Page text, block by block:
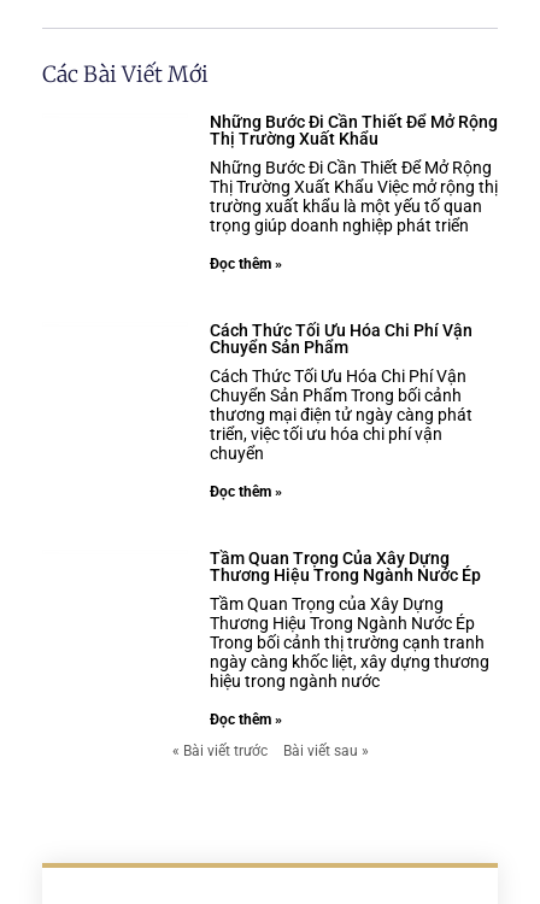
Các Bài Viết Mới
Những Bước Đi Cần Thiết Để Mở Rộng
Thị Trường Xuất Khẩu
Những Bước Đi Cần Thiết Để Mở Rộng
Thị Trường Xuất Khẩu Việc mở rộng thị
trường xuất khẩu là một yếu tố quan
trọng giúp doanh nghiệp phát triển
Đọc thêm »
Cách Thức Tối Ưu Hóa Chi Phí Vận
Chuyển Sản Phẩm
Cách Thức Tối Ưu Hóa Chi Phí Vận
Chuyển Sản Phẩm Trong bối cảnh
thương mại điện tử ngày càng phát
triển, việc tối ưu hóa chi phí vận
chuyển
Đọc thêm »
Tầm Quan Trọng Của Xây Dựng
Thương Hiệu Trong Ngành Nước Ép
Tầm Quan Trọng của Xây Dựng
Thương Hiệu Trong Ngành Nước Ép
Trong bối cảnh thị trường cạnh tranh
ngày càng khốc liệt, xây dựng thương
hiệu trong ngành nước
Đọc thêm »
« Bài viết trước
Bài viết sau »